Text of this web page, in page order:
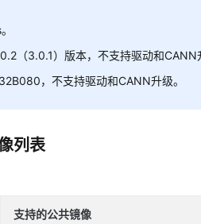
（3.0.1）版本，不支持驱动和CANN
，不支持驱动和CANN升级。
列表
支持的公共镜像